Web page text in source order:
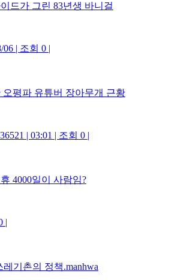
드가 그린 83년생 바니걸
06 | 조회 0 |
오평파 유튜버 장아무개 근황
| 03:01 | 조회 0 |
4000일이 사람임?
|
기촌의 정책.manhwa